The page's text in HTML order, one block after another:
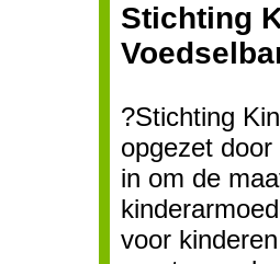
Stichting
?Stichting
opgezet
in om de
voor